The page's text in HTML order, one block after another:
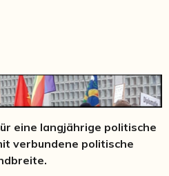
eine langjährige politische
verbundene politische